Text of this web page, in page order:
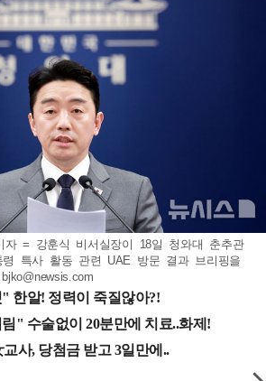
자 = 강훈식 비서실장이 18일 청와대 춘추관
령 특사 활동 관련 UAE 방문 결과 브리핑을
bjko@newsis.com